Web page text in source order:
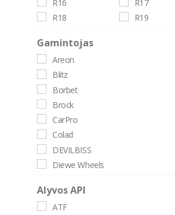
R16
R17
R18
R19
R22
Gamintojas
Areon
Blitz
Borbet
Brock
CarPro
Colad
DEVILBISS
Diewe Wheels
Elite detailer
Energy Box
Alyvos API
ATF